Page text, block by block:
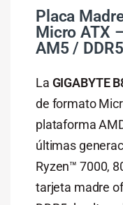
Placa
Micro ATX
AM5 / DDR5
La GIGABYTE
de formato
plataforma
últimas
Ryzen™ 7000,
tarjeta madre